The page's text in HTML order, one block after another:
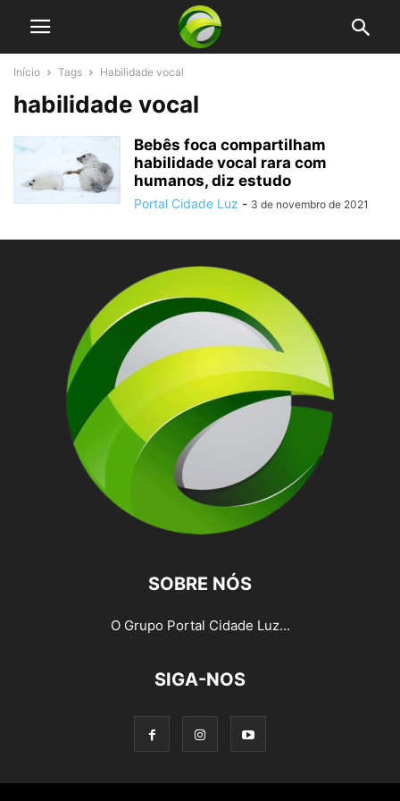
Início Tags Habilidade vocal
habilidade vocal
Bebês foca compartilham
habilidade vocal rara com
humanos, diz estudo
Portal Cidade Luz - 3 de novembro de 2021
SOBRE NÓS
O Grupo Portal Cidade Luz...
SIGA-NOS